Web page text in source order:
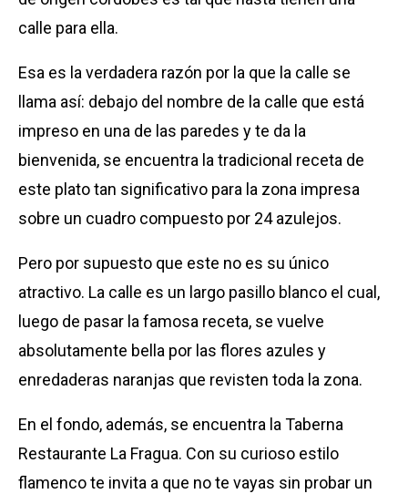
calle para ella.
Esa es la verdadera razón por la que la calle se
llama así: debajo del nombre de la calle que está
impreso en una de las paredes y te da la
bienvenida, se encuentra la tradicional receta de
este plato tan significativo para la zona impresa
sobre un cuadro compuesto por 24 azulejos.
Pero por supuesto que este no es su único
atractivo. La calle es un largo pasillo blanco el cual,
luego de pasar la famosa receta, se vuelve
absolutamente bella por las flores azules y
enredaderas naranjas que revisten toda la zona.
En el fondo, además, se encuentra la Taberna
Restaurante La Fragua. Con su curioso estilo
flamenco te invita a que no te vayas sin probar un